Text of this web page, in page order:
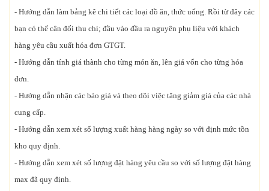
- Hướng dẫn làm bảng kê chi tiết các loại đồ ăn, thức uống. Rồi từ đây các
bạn có thể cân đối thu chi; đầu vào đầu ra nguyên phụ liệu với khách
hàng yêu cầu xuất hóa đơn GTGT.
- Hướng dẫn tính giá thành cho từng món ăn, lên giá vốn cho từng hóa
đơn.
- Hướng dẫn nhận các báo giá và theo dõi việc tăng giảm giá của các nhà
cung cấp.
- Hướng dẫn xem xét số lượng xuất hàng hàng ngày so với định mức tồn
kho quy định.
- Hướng dẫn xem xét số lượng đặt hàng yêu cầu so với số lượng đặt hàng
max đã quy định.